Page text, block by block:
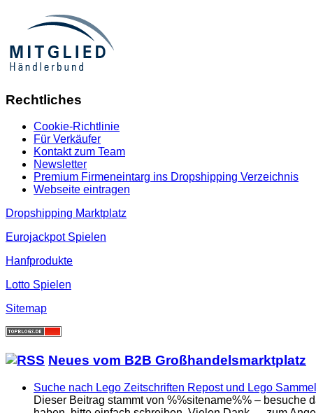
Rechtliches
Cookie-Richtlinie
Für Verkäufer
Kontakt zum Team
Newsletter
Premium Firmeneintarg ins Dropshipping Verzeichnis
Webseite eintragen
Dropshipping Marktplatz
Eurojackpot Spielen
Hanfprodukte
Lotto Spielen
Sitemap
Neues vom B2B Großhandelsmarktplatz
Suche nach Lego Zeitschriften Repost und Lego
Dieser Beitrag stammt von %%sitename%% –